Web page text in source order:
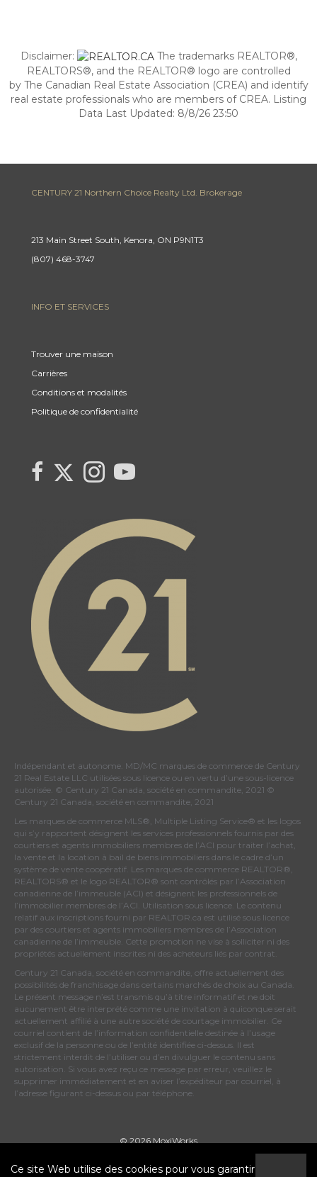
Disclaimer:
The trademarks REALTOR®,
REALTORS®, and the REALTOR® logo are controlled
by The Canadian Real Estate Association (CREA) and identify
real estate professionals who are members of CREA. Listing
Data Last Updated: 8/8/26 23:50
CENTURY 21 Northern Choice Realty Ltd. Brokerage
213 Main Street South, Kenora, ON P9N1T3
(807) 468-3747
INFO ET SERVICES
Trouver une maison
Carrières
Conditions et modalités
Politique de confidentialité
link
Link
Twitter
page
Link
to
Instagram
page
link
to
YouTube
page
Indépendant et autonome. MD/MC marques de commerce de Century
21 Real Estate LLC utilisées sous licence ou en vertu d’une sous-licence
autorisée. © Century 21 Canada, société en commandite, 2021 ©
Century 21 Canada, société en commandite, 2021
Les marques de commerce MLS®, Multiple Listing Service® et les logos
qui s’y rapportent désignent les services professionnels fournis par des
courtiers et agents immobiliers membres de l’ACI pour traiter l’achat,
la vente et la location à bail de biens immobiliers dans le cadre d’un
système de vente coopératif. Les marques de commerce REALTOR®,
REALTORS® et le logo REALTOR® sont contrôlés par l’Association
canadienne de l’immeuble (ACI) et désignent les professionnels de
l’immobilier membres de l’ACI. Utilisation sous licence. Le contenu
relatif aux inscriptions fourni par REALTOR.ca est utilisé sous licence
par des courtiers et agents immobiliers membres de l’Association
canadienne de l’immeuble . Cette promotion ne vise à solliciter ni des
propriétés actuellement inscrites ni des acheteurs liés par contrat.
Century 21 Canada, société en commandite, offre actuellement des
possibilités de franchisage dans certains marchés de choix au Canada.
Le présent message n’est transmis qu’à titre informatif et ne doit
aucunement être interprété comme une invitation à quiconque serait
actuellement affilié à une autre société de courtage immobilier. Ce
courriel contient de l’information confidentielle destinée à l’usage
exclusif de la personne ou de l’entité identifiée ci-dessus. Il est
strictement interdit de l’utiliser ou d’en divulguer le contenu sans
autorisation. Si vous avez reçu ce message par erreur, veuillez le
supprimer immédiatement et en aviser l’expéditeur par courriel, à
l’adresse figurant ci-dessus ou par téléphone.
© 2026 MoxiWorks
Ce site Web utilise des cookies pour vous garantir